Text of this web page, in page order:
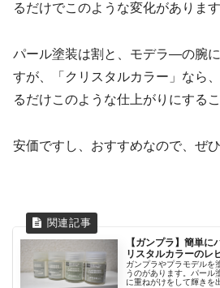
るだけでこのような変化があります
パール塗装は割と、モデラ―の腕
すが、「クリスタルカラー」なら
るだけこのような仕上がりにする
安価ですし、おすすめなので、ぜ
【ガンプラ】簡単
リスタルカラーのレ
ガンプラやプラモデルを
うのがあります。パール
に重ねがけをして輝きを